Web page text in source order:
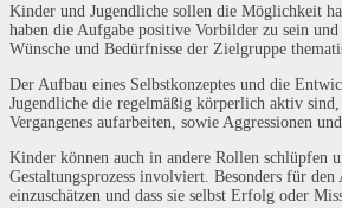
Kinder und Jugendliche sollen die Möglichkeit
haben die Aufgabe positive Vorbilder zu sein
Wünsche und Bedürfnisse der Zielgruppe
Der Aufbau eines Selbstkonzeptes und die
Jugendliche die regelmäßig körperlich aktiv
Vergangenes aufarbeiten, sowie Aggressionen
Kinder können auch in andere Rollen schlüpfen
Gestaltungsprozess involviert. Besonders für
einzuschätzen und dass sie selbst Erfolg oder